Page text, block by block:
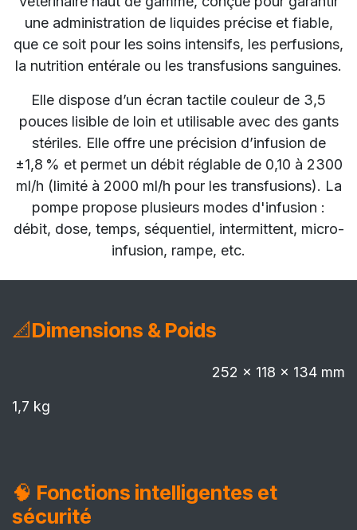
une administration de liquides précise et fiable,
que ce soit pour les soins intensifs, les perfusions,
la nutrition entérale ou les transfusions sanguines.
Elle dispose d’un écran tactile couleur de 3,5
pouces lisible de loin et utilisable avec des gants
stériles. Elle offre une précision d’infusion de
±1,8 % et permet un débit réglable de 0,10 à 2300
ml/h (limité à 2000 ml/h pour les transfusions). La
pompe propose plusieurs modes d'infusion :
débit, dose, temps, séquentiel, intermittent, micro-
infusion, rampe, etc.
📐Dimensions & Poids
252 × 118 × 134 mm
1,7 kg
🧠 Fonctions intelligentes et
sécurité